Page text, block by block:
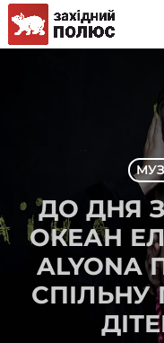
ДО ДНЯ
ОКЕАН
СПІЛЬНУ